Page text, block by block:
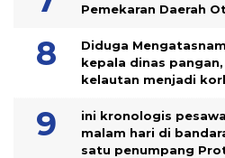
Pemekaran Daerah
Diduga
kepala dinas
kelautan menjadi
ini kronologis
malam hari di
satu penumpang